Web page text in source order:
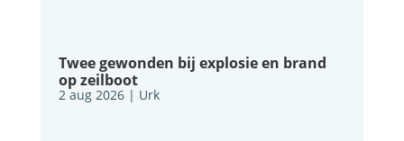
Twee gewonden bij explosie en brand
op zeilboot
2 aug 2026| Urk